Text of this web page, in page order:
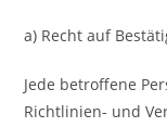
a) Recht auf
Jede betroffene
Richtlinien- und